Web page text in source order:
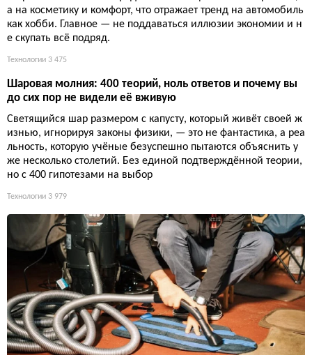
а на косметику и комфорт, что отражает тренд на автомобиль
как хобби. Главное — не поддаваться иллюзии экономии и н
е скупать всё подряд.
Технологии 3 475
Шаровая молния: 400 теорий, ноль ответов и почему вы
до сих пор не видели её вживую
Светящийся шар размером с капусту, который живёт своей ж
изнью, игнорируя законы физики, — это не фантастика, а реа
льность, которую учёные безуспешно пытаются объяснить у
же несколько столетий. Без единой подтверждённой теории,
но с 400 гипотезами на выбор
Технологии 3 979